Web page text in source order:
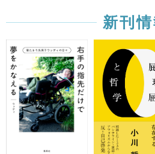
新刊情